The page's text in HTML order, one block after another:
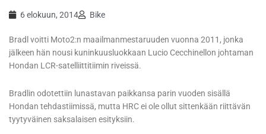
6 elokuun, 2014 Bike
Bradl voitti Moto2:n maailmanmestaruuden vuonna 2011, jonka
jälkeen hän nousi kuninkuusluokkaan Lucio Cecchinellon johtaman
Hondan LCR-satelliittitiimin riveissä.
Bradlin odotettiin lunastavan paikkansa parin vuoden sisällä
Hondan tehdastiimissä, mutta HRC ei ole ollut sittenkään riittävän
tyytyväinen saksalaisen esityksiin.